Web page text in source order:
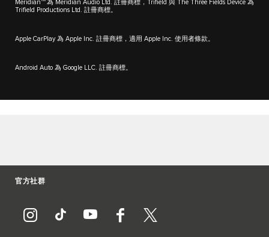
Meridian
為 Meridian Audio Ltd. 註冊商標，Trifield 與 The Three Fields Device 為
Trifield Productions Ltd. 註冊商標。
Apple CarPlay 為 Apple Inc. 註冊商標，適用 Apple Inc. 使用者條款。
Android Auto 為 Google LLC. 註冊商標。
官方社群